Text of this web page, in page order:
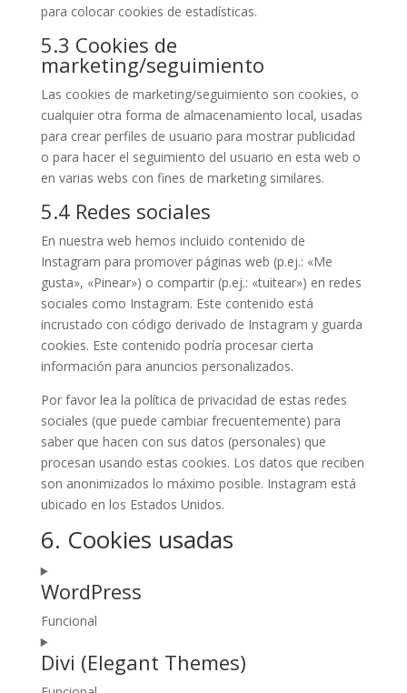
para colocar cookies de estadísticas.
5.3 Cookies de
marketing/seguimiento
Las cookies de marketing/seguimiento son cookies, o
cualquier otra forma de almacenamiento local, usadas
para crear perfiles de usuario para mostrar publicidad
o para hacer el seguimiento del usuario en esta web o
en varias webs con fines de marketing similares.
5.4 Redes sociales
En nuestra web hemos incluido contenido de
Instagram para promover páginas web (p.ej.: «Me
gusta», «Pinear») o compartir (p.ej.: «tuitear») en redes
sociales como Instagram. Este contenido está
incrustado con código derivado de Instagram y guarda
cookies. Este contenido podría procesar cierta
información para anuncios personalizados.
Por favor lea la política de privacidad de estas redes
sociales (que puede cambiar frecuentemente) para
saber que hacen con sus datos (personales) que
procesan usando estas cookies. Los datos que reciben
son anonimizados lo máximo posible. Instagram está
ubicado en los Estados Unidos.
6. Cookies usadas
WordPress
Funcional
Consent
to
Divi (Elegant Themes)